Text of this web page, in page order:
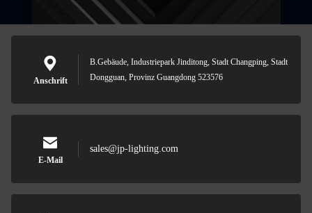
Anschrift
B.Gebäude, Industriepark Jinditong, Stadt Changping, Stadt
Dongguan, Provinz Guangdong 523576
E-Mail
sales@jp-lighting.com